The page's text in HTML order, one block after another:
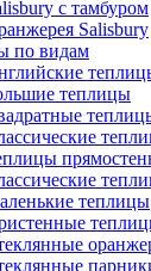
с тамбуром
Salisbury
по видам
теплицы
теплицы